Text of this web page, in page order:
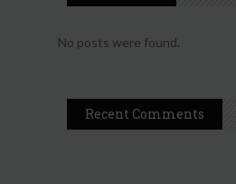
No posts were found.
Recent Comments